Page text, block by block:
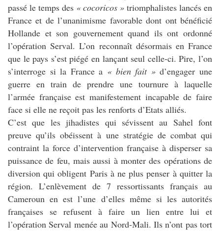
passé le temps des « cocoricos » triomphalistes lancés en
France et de l’unanimisme favorable dont ont bénéficié
Hollande et son gouvernement quand ils ont ordonné
l’opération Serval. L’on reconnaît désormais en France
que le pays s’est piégé en lançant seul celle-ci. Pire, l’on
s’interroge si la France a « bien fait »d’engager une
guerre en train de prendre une tournure à laquelle
l’armée française est manifestement incapable de faire
face si elle ne reçoit pas les renforts d’Etats alliés.
C’est que les jihadistes qui sévissent au Sahel font
preuve qu’ils obéissent à une stratégie de combat qui
contraint la force d’intervention française à disperser sa
puissance de feu, mais aussi à monter des opérations de
diversion qui obligent Paris à ne plus penser à quitter la
région. L’enlèvement de 7 ressortissants français au
Cameroun en est l’une d’elles même si les autorités
françaises se refusent à faire un lien entre lui et
l’opération Serval menée au Nord-Mali. Ils n’ont pas tort